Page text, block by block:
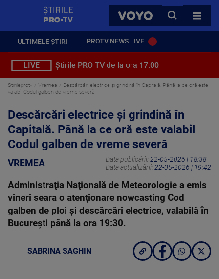
VOYO
CAUTA
TOATE
ULTIMELE ȘTIRI PROTV NEWS LIVE
LIVE Știrile PRO TV de la ora 17:00
Stirileprotv Vremea
Descărcări electrice și grindină în Capitală. Până la ce oră este
valabil Codul galben de vreme severă
Descărcări electrice și grindină în
Capitală. Până la ce oră este valabil
Codul galben de vreme severă
VREMEA Data publicării: 22-05-2026 | 18:38
Data actualizării: 22-05-2026 | 19:42
Administraţia Naţională de Meteorologie a emis
vineri seara o atenţionare nowcasting Cod
galben de ploi şi descărcări electrice, valabilă în
Bucureşti până la ora 19:30.
SABRINA SAGHIN